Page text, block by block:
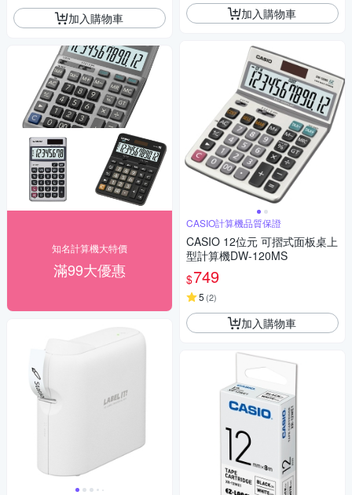
加入購物車
知名計算機大特價
滿99大優惠
加入購物車
CASIO計算機品質保證
CASIO 12位元 可摺式面板桌上
型計算機DW-120MS
$749
5 (2)
加入購物車